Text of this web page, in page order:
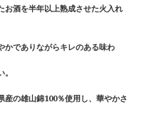
お酒を半年以上熟成させた火入れ
でありながらキレのある味わ
の雄山錦100％使用し、華やかさ